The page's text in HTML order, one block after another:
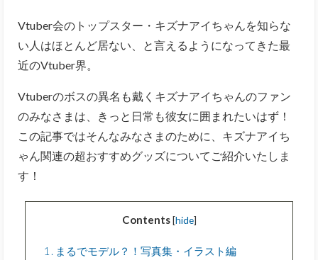
Vtuber会のトップスター・キズナアイちゃんを知らな
い人はほとんど居ない、と言えるようになってきた最
近のVtuber界。
Vtuberのボスの異名も戴くキズナアイちゃんのファン
のみなさまは、きっと日常も彼女に囲まれたいはず！
この記事ではそんなみなさまのために、キズナアイち
ゃん関連の超おすすめグッズについてご紹介いたしま
す！
Contents [hide]
1 まるでモデル？！写真集・イラスト編